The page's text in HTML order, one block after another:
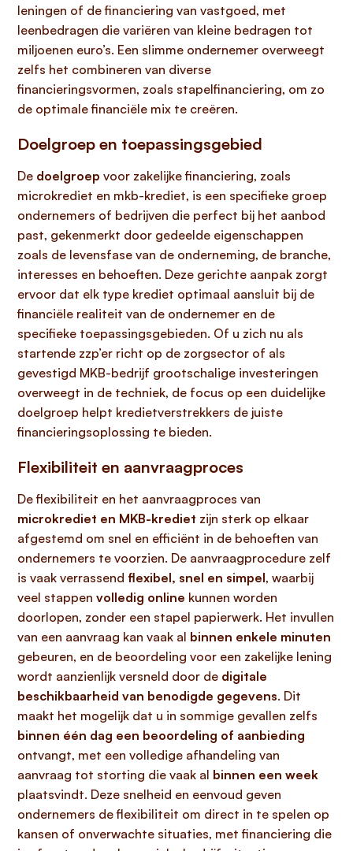
leningen of de financiering van vastgoed, met
leenbedragen die variëren van kleine bedragen tot
miljoenen euro’s. Een slimme ondernemer overweegt
zelfs het combineren van diverse
financieringsvormen, zoals stapelfinanciering, om zo
de optimale financiële mix te creëren.
Doelgroep en toepassingsgebied
De doelgroep voor zakelijke financiering, zoals
microkrediet en mkb-krediet, is een specifieke groep
ondernemers of bedrijven die perfect bij het aanbod
past, gekenmerkt door gedeelde eigenschappen
zoals de levensfase van de onderneming, de branche,
interesses en behoeften. Deze gerichte aanpak zorgt
ervoor dat elk type krediet optimaal aansluit bij de
financiële realiteit van de ondernemer en de
specifieke toepassingsgebieden. Of u zich nu als
startende zzp’er richt op de zorgsector of als
gevestigd MKB-bedrijf grootschalige investeringen
overweegt in de techniek, de focus op een duidelijke
doelgroep helpt kredietverstrekkers de juiste
financieringsoplossing te bieden.
Flexibiliteit en aanvraagproces
De flexibiliteit en het aanvraagproces van
microkrediet en MKB-krediet zijn sterk op elkaar
afgestemd om snel en efficiënt in de behoeften van
ondernemers te voorzien. De aanvraagprocedure zelf
is vaak verrassend flexibel, snel en simpel, waarbij
veel stappen volledig online kunnen worden
doorlopen, zonder een stapel papierwerk. Het invullen
van een aanvraag kan vaak al binnen enkele minuten
gebeuren, en de beoordeling voor een zakelijke lening
wordt aanzienlijk versneld door de digitale
beschikbaarheid van benodigde gegevens. Dit
maakt het mogelijk dat u in sommige gevallen zelfs
binnen één dag een beoordeling of aanbieding
ontvangt, met een volledige afhandeling van
aanvraag tot storting die vaak al binnen een week
plaatsvindt. Deze snelheid en eenvoud geven
ondernemers de flexibiliteit om direct in te spelen op
kansen of onverwachte situaties, met financiering die